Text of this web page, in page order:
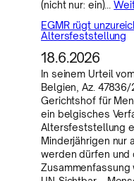
(nicht nur: ein)…
EGMR rügt
Altersfeststellung
18.6.2026
In seinem Urteil
Belgien, Az.
Gerichtshof für
ein belgisches
Altersfeststellung
Minderjährigen
werden dürfen und
Zusammenfassung